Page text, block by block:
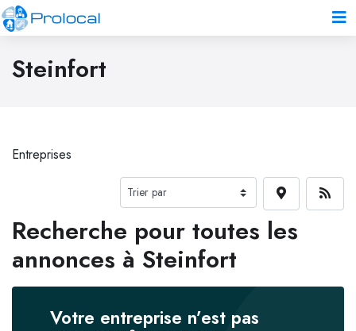
Steinfort
Entreprises
Recherche pour toutes les
annonces à Steinfort
Votre entreprise n’est pas